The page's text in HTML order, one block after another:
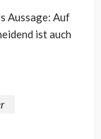
Aussage: Auf
ist auch